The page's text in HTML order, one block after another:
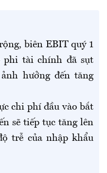
biên EBIT quý 1
phi tài chính đã sụt
hưởng đến tăng
chi phí đầu vào bắt
sẽ tiếp tục tăng lên
trễ của nhập khẩu